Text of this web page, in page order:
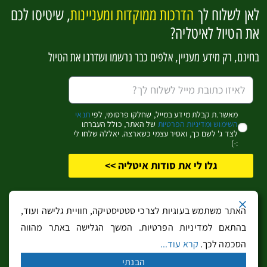
להפוך למומחים לאיטליה בקליק אחד
אשמח לקבל מידע מעניין (שחלקו פרסומי)
כן, זה מעניין אותי!
כל הזכויות שמורותלבעלי האתר. אין להעתיק מידע ממנו ללא קבלת הסכמתם
בכתב. האתר או בעליו אינם אחראים לשימוש שנעשה בו ולא יהיו אחראים לנזק
באתרים המקושרים ממנו. כל שימוש מהווה הסכמהלתנאי השימוש ומדיניות
האתר משתמש בעוגיות לצרכי סטטיסטיקה, חוויית גלישה ועוד,
בהתאם למדיניות הפרטיות. המשך הגלישה באתר מהווה
הסכמה לכך. קרא עוד...
הבנתי
לאן לשלוח לך הדרכות ממוקדות ומעניינות, שיטיסו לכם
את הטיול לאיטליה?
בחינם, רק מידע מעניין, אלפים כבר נרשמו ושדרגו את הטיול
מאשר.ת קבלת מידע במייל, שחלקו פרסומי, לפיתנאי
השימוש ומדיניות הפרטיות של האתר, כולל העברתו
לצד ג' לשם כך, ואסיר עצמי כשארצה. יאללה שלחו לי
:-)
גלו לי את סודות איטליה >>